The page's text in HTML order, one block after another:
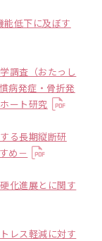
能低下に及ぼす
調査（おたっし
病発症・骨折発
ート研究
る長期縦断研
め－
化進展とに関す
レス軽減に対す